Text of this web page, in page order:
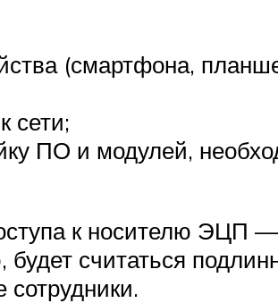
(смартфона,
сети;
ПО и модулей,
к носителю ЭЦП
считаться